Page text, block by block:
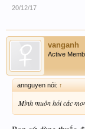
20/12/17
vanganh
Active
annguyen nói: ↑
Mình muốn hỏi các